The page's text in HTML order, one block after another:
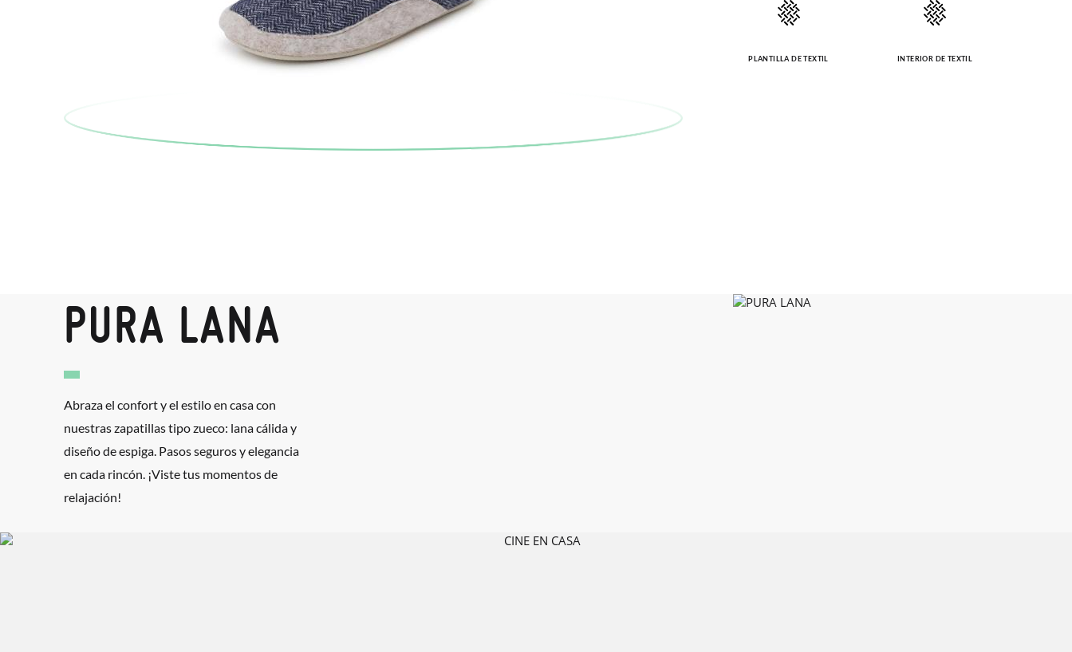
PLANTILLA DE TEXTIL INTERIOR DE TEXTIL
PURA LANA
Abraza el confort y el estilo en casa con
nuestras zapatillas tipo zueco: lana cálida y
diseño de espiga. Pasos seguros y elegancia
en cada rincón. ¡Viste tus momentos de
relajación!